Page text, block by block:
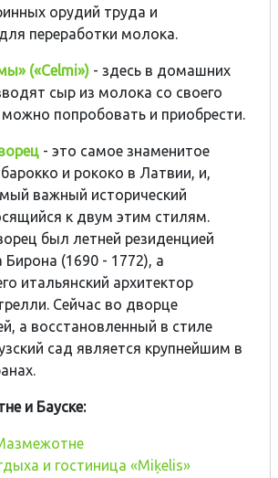
орудий труда и
переработки молока.
(«Celmi») - здесь в домашних
сыр из молока со своего
попробовать и приобрести.
- это самое знаменитое
и рококо в Латвии, и,
важный исторический
к двум этим стилям.
был летней резиденцией
Бирона (1690 - 1772), а
итальянский архитектор
Сейчас во дворце
а восстановленный в стиле
сад является крупнейшим в
и Бауске:
и гостиница «Miķelis»